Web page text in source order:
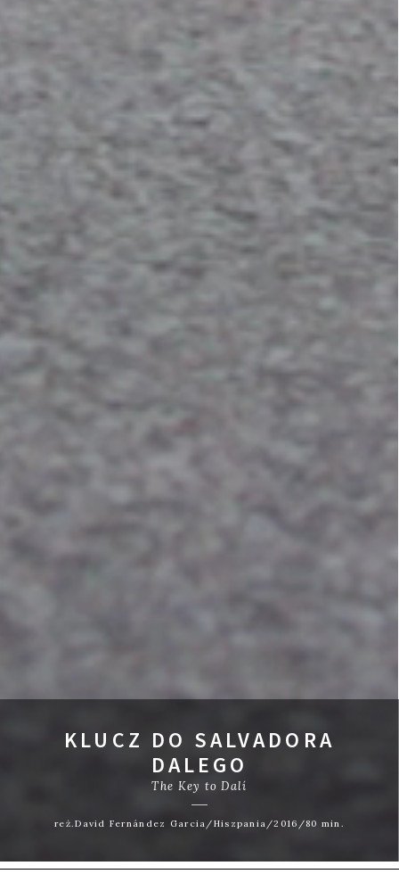
KLUCZ DO SALVADORA
DALEGO
The Key to Dalí
reż.David Fernández Garcia/Hiszpania/2016/80 min.